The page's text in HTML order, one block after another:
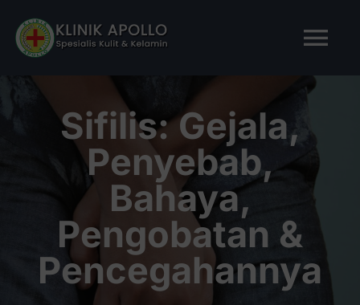
content
TENTANG KAMI
LAYANAN KAMI
ARTIKEL
Sifilis: Gejala,
Penyebab,
Bahaya,
Pengobatan &
Pencegahannya